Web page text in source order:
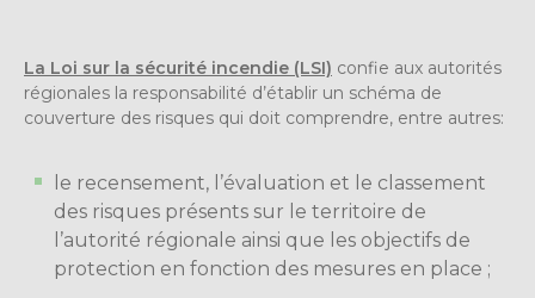
La Loi sur la sécurité incendie (LSI) confie aux autorités
régionales la responsabilité d’établir un schéma de
couverture des risques qui doit comprendre, entre autres:
le recensement, l’évaluation et le classement
des risques présents sur le territoire de
l’autorité régionale ainsi que les objectifs de
protection en fonction des mesures en place ;